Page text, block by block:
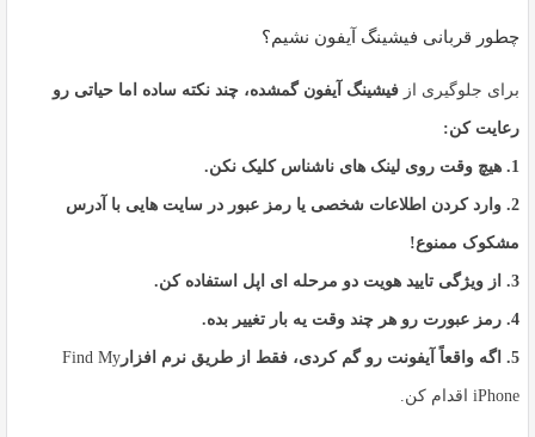
چطور قربانی فیشینگ آیفون نشیم؟
برای جلوگیری از فیشینگ آیفون گمشده، چند نکته ساده اما حیاتی رو
رعایت کن:
1. هیچ وقت روی لینک های ناشناس کلیک نکن.
2. وارد کردن اطلاعات شخصی یا رمز عبور در سایت هایی با آدرس
مشکوک ممنوع!
3. از ویژگی تایید هویت دو مرحله ای اپل استفاده کن.
4. رمز عبورت رو هر چند وقت یه بار تغییر بده.
5. اگه واقعاً آیفونت رو گم کردی، فقط از طریق نرم افزار Find My
iPhone اقدام کن.